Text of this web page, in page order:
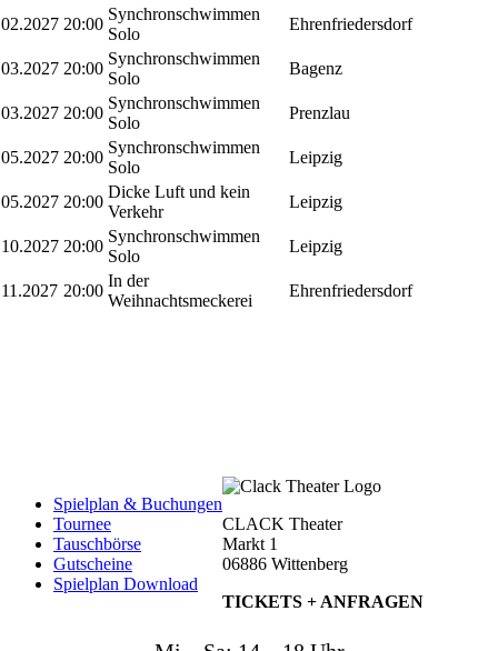
20:00
Synchronschwimmen
Solo
Ehrenfriedersdorf
20:00
Synchronschwimmen
Solo
Bagenz
20:00
Synchronschwimmen
Solo
Prenzlau
20:00
Synchronschwimmen
Solo
Leipzig
20:00
Dicke Luft und kein
Verkehr
Leipzig
20:00
Synchronschwimmen
Solo
Leipzig
20:00
In der
Weihnachtsmeckerei
Ehrenfriedersdorf
Spielplan & Buchungen
Tournee
Tauschbörse
Gutscheine
Spielplan Download
CLACK Theater
Markt 1
06886 Wittenberg
TICKETS + ANFRAGEN